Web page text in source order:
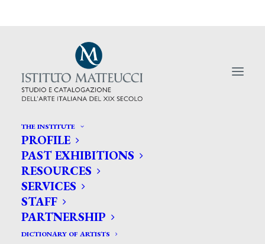
THE INSTITUTE
PROFILE
PAST EXHIBITIONS
RESOURCES
SERVICES
STAFF
PARTNERSHIP
DICTIONARY OF ARTISTS
Tallone, o il ritratto come